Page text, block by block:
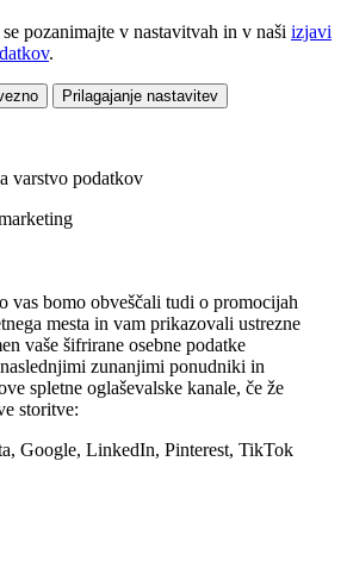
pozanimajte v nastavitvah in v naši izjavi
.
Prilagajanje nastavitev
varstvo podatkov
vas bomo obveščali tudi o promocijah
mesta in vam prikazovali ustrezne
vaše šifrirane osebne podatke
zunanjimi ponudniki in
spletne oglaševalske kanale, če že
storitve:
Google, LinkedIn, Pinterest, TikTok